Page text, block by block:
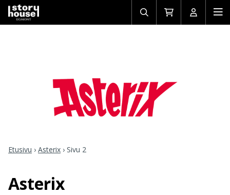
Avaa/sulje
haku
Siirry
ostoskoriin
Avaa/
Etusivu › Asterix › Sivu 2
Asterix